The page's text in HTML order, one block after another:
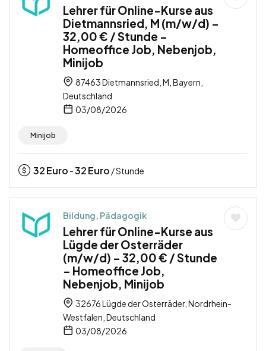
Lehrer für Online-Kurse aus
Dietmannsried, M (m/w/d) –
32,00 € / Stunde –
Homeoffice Job, Nebenjob,
Minijob
87463 Dietmannsried, M, Bayern,
Deutschland
03/08/2026
Minijob
32Euro -32Euro / Stunde
Bildung, Pädagogik
Lehrer für Online-Kurse aus
Lügde der Osterräder
(m/w/d) – 32,00 € / Stunde
– Homeoffice Job,
Nebenjob, Minijob
32676 Lügde der Osterräder, Nordrhein-
Westfalen, Deutschland
03/08/2026